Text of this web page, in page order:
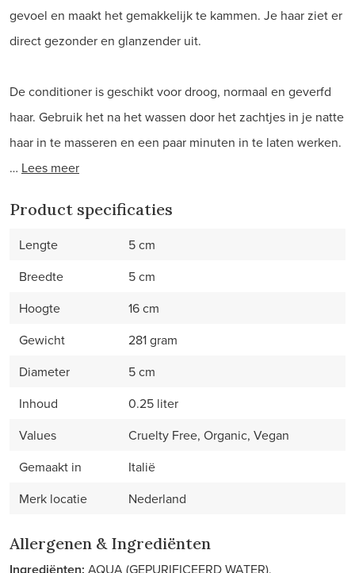
gevoel en maakt het gemakkelijk te kammen. Je haar ziet er
direct gezonder en glanzender uit.
De conditioner is geschikt voor droog, normaal en geverfd
haar. Gebruik het na het wassen door het zachtjes in je natte
haar in te masseren en een paar minuten in te laten werken.
… Lees meer
Product specificaties
Lengte
5 cm
Breedte
5 cm
Hoogte
16 cm
Gewicht
281 gram
Diameter
5 cm
Inhoud
0.25 liter
Values
Cruelty Free, Organic, Vegan
Gemaakt in
Italië
Merk locatie
Nederland
Allergenen & Ingrediënten
AQUA (GEPURIFICEERD WATER),